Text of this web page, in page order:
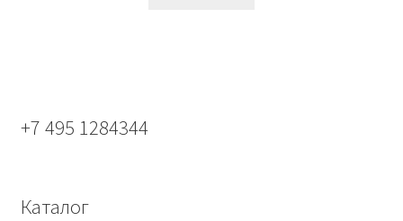
+7 495 1284344
Каталог